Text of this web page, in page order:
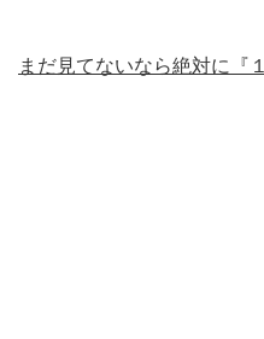
まだ見てないなら絶対に『